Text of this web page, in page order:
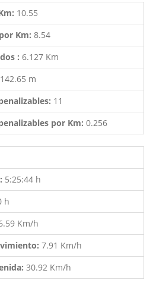
10.55
Km: 8.54
: 6.127 Km
142.65 m
11
por Km: 0.256
5:25:44 h
h
Km/h
7.91 Km/h
30.92 Km/h